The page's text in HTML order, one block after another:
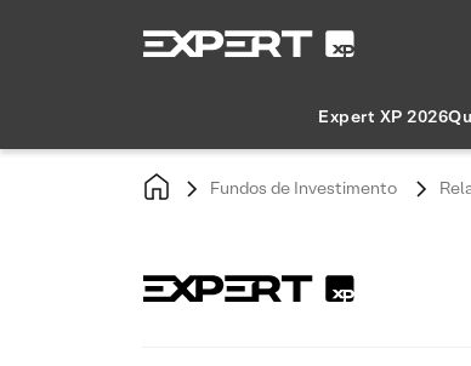
Expert XP 2026
Fundos de Investimento